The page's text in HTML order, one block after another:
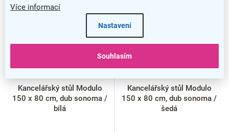
Více informací
Nastavení
Souhlasím
Kancelářský stůl Modulo
150 x 80 cm, dub sonoma /
bílá
Kancelářský stůl Modulo
150 x 80 cm, dub sonoma /
šedá